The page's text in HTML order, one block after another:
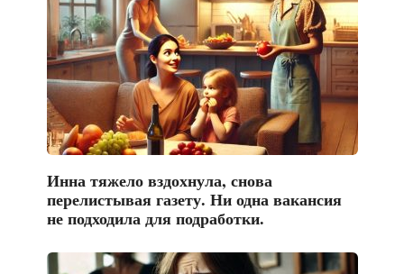
Инна тяжело вздохнула, снова
перелистывая газету. Ни одна вакансия
не подходила для подработки.